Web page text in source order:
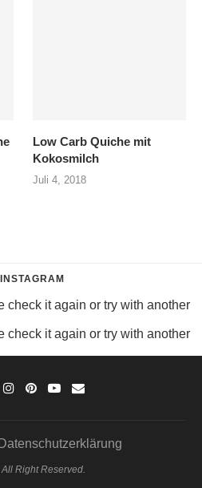
Low Carb Quiche mit
Kokosmilch
Juli 4, 2018
INSTAGRAM
check it again or try with another
check it again or try with another
Datenschutzerklärung
Right Reserved.